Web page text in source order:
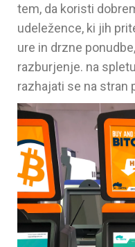
tem, da koristi
udeležence, ki jih
ure in drzne
razburjenje. na
razhajati se na stran